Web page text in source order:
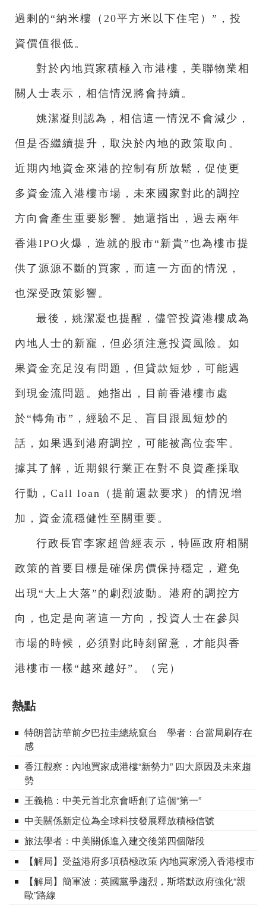
過剩的“納米樓（20平方米以下住宅）”，投
資價值很低。
對於內地買家積極入市港樓，美聯物業相
關人士表示，相信情況將會持續。
姚潔凝則認為，相信這一情況不會減少，
但是否繼續提升，取決於內地的政策取向。
近期內地資金來港的控制有所放鬆，促使更
多資金流入港樓市場，未來國家對此的調控
方向會產生重要影響。她還指出，過去兩年
香港IPO火爆，造就的股市“新貴”也為樓市提
供了源源不斷的買家，而這一方面的情況，
也深受政策影響。
最後，姚潔凝也提醒，儘管投資港樓成為
內地人士的新寵，但必須注意投資風險。如
果資金充足沒有問題，但貸款短炒，可能遇
到現金流問題。她指出，目前香港樓市處
於“轉角市”，經驗不足、盲目跟風短炒的
話，如果遇到港府調控，可能被高位套牢。
據其了解，近期銀行業正在對不良資產採取
行動，Call loan（提前還款要求）的情況增
加，資金流穩健性至關重要。
行政長官李家超曾經表示，特區政府相關
政策的首要目標是確保房價保持穩定，避免
出現“大上大落”的劇烈波動。港府的調控方
向，也定是向著這一方向，投資人士在參與
市場的時候，必須對此時刻留意，才能與香
港樓市一樣“越來越好”。（完）
熱點
特朗普訪華前夕巴拉圭總統竄台 學者：台當局刷存在
感
香江觀察：內地買家成港樓“新勢力” 四大原因及未來趨
勢
王義桅：中美元首北京會晤創了這個“第一”
中美關係新定位為全球科技發展釋放積極信號
旅法學者：中美關係進入建交後第四個階段
【解局】受益港府多項積極政策 內地買家湧入香港樓市
【解局】簡軍波：英國黨爭趨烈，斯塔默政府強化“親
歐”路線